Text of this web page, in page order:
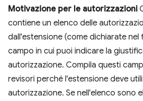
Motivazione per le autorizzazioni
contiene un elenco delle
dall'estensione (come dichiarate nel
campo in cui puoi indicare la
autorizzazione. Compila questi
revisori perché l'estensione deve
autorizzazione. Se nell'elenco sono